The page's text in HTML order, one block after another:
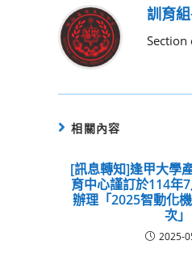
訓育
Section
相關內容
[訊息轉知]逢甲大學
育中心謹訂於114年
辦理「2025智動化
次」
2025-